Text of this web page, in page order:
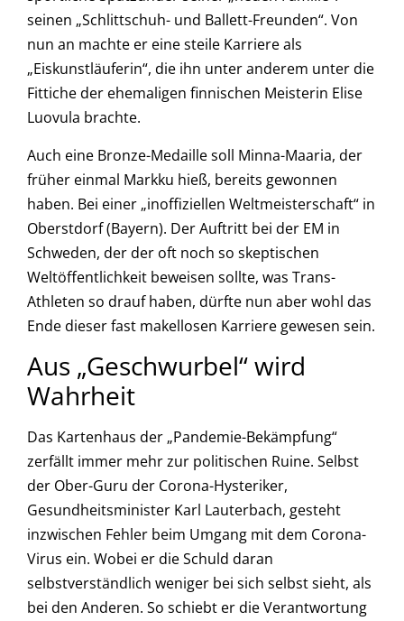
seinen „Schlittschuh- und Ballett-Freunden“. Von
nun an machte er eine steile Karriere als
„Eiskunstläuferin“, die ihn unter anderem unter die
Fittiche der ehemaligen finnischen Meisterin Elise
Luovula brachte.
Auch eine Bronze-Medaille soll Minna-Maaria, der
früher einmal Markku hieß, bereits gewonnen
haben. Bei einer „inoffiziellen Weltmeisterschaft“ in
Oberstdorf (Bayern). Der Auftritt bei der EM in
Schweden, der der oft noch so skeptischen
Weltöffentlichkeit beweisen sollte, was Trans-
Athleten so drauf haben, dürfte nun aber wohl das
Ende dieser fast makellosen Karriere gewesen sein.
Aus „Geschwurbel“ wird
Wahrheit
Das Kartenhaus der „Pandemie-Bekämpfung“
zerfällt immer mehr zur politischen Ruine. Selbst
der Ober-Guru der Corona-Hysteriker,
Gesundheitsminister Karl Lauterbach, gesteht
inzwischen Fehler beim Umgang mit dem Corona-
Virus ein. Wobei er die Schuld daran
selbstverständlich weniger bei sich selbst sieht, als
bei den Anderen. So schiebt er die Verantwortung